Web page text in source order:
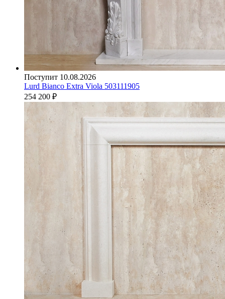
Поступит 10.08.2026
Lurd Bianco Extra Viola 503111905
254 200 ₽